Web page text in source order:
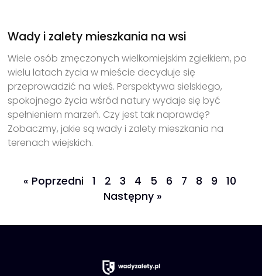
Wady i zalety mieszkania na wsi
Wiele osób zmęczonych wielkomiejskim zgiełkiem, po
wielu latach życia w mieście decyduje się
przeprowadzić na wieś. Perspektywa sielskiego,
spokojnego życia wśród natury wydaje się być
spełnieniem marzeń. Czy jest tak naprawdę?
Zobaczmy, jakie są wady i zalety mieszkania na
terenach wiejskich.
« Poprzedni 1 2 3 4 5 6 7 8 9
10
Następny »